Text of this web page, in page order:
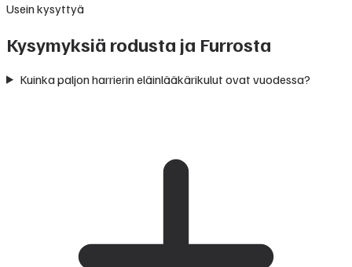
Usein kysyttyä
Kysymyksiä rodusta ja Furrosta
Kuinka paljon harrierin eläinlääkärikulut ovat vuodessa?